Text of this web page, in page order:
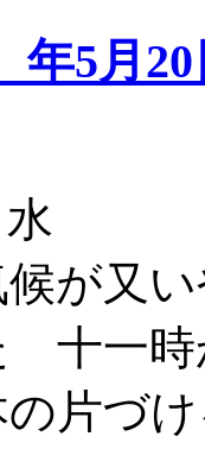
年5月
が又
十一時
片づけ